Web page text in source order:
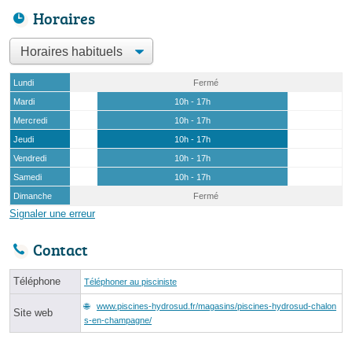
Horaires
Lundi
Fermé
Mardi
10h - 17h
Mercredi
10h - 17h
Jeudi
10h - 17h
Vendredi
10h - 17h
Samedi
10h - 17h
Dimanche
Fermé
Signaler une erreur
Contact
Téléphone Téléphoner au pisciniste
Site web
www.piscines-hydrosud.fr/magasins/piscines-hydrosud-chalon
s-en-champagne/